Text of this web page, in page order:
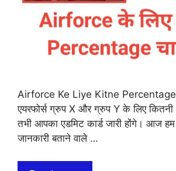
Airforce Ke Liye Kitne
एयरफोर्स ग्रुप X और ग्रुप Y के लिए कितनी
तभी आपका एडमिट कार्ड जारी होंगे। आज
जानकारी बताने वाले …